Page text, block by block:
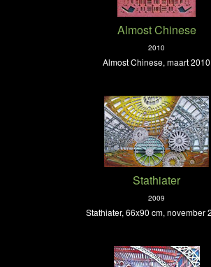
Almost Chinese
2010
Almost Chinese, maart 2010
Stathiater
2009
Stathiater, 66x90 cm, november